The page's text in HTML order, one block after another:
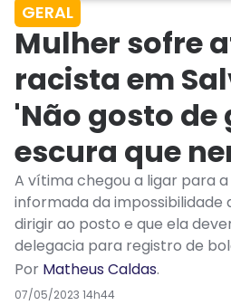
GERAL
Mulher sofre
racista em
'Não gosto de
escura que
A vítima chegou a ligar para
informada da impossibilidade
dirigir ao posto e que ela
delegacia para registro de
Por Matheus Caldas.
07/05/2023 14h44